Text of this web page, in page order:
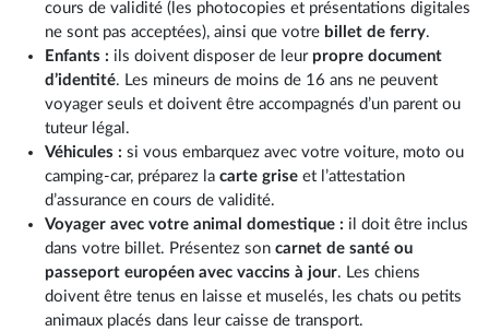
cours de validité (les photocopies et présentations digitales
ne sont pas acceptées), ainsi que votre billet de ferry.
Enfants : ils doivent disposer de leur propre document
d’identité. Les mineurs de moins de 16 ans ne peuvent
voyager seuls et doivent être accompagnés d’un parent ou
tuteur légal.
Véhicules : si vous embarquez avec votre voiture, moto ou
camping-car, préparez lacarte grise et l’attestation
d’assurance en cours de validité.
Voyager avec votre animal domestique : il doit être inclus
dans votre billet. Présentez soncarnet de santé ou
passeport européen avec vaccins à jour. Les chiens
doivent être tenus en laisse et muselés, les chats ou petits
animaux placés dans leur caisse de transport.